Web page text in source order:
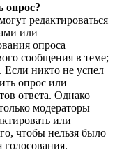
опрос?
редактироваться
или
опроса
сообщения в теме;
Если никто не успел
опрос или
ответа. Однако
модераторы
или
чтобы нельзя было
голосования.